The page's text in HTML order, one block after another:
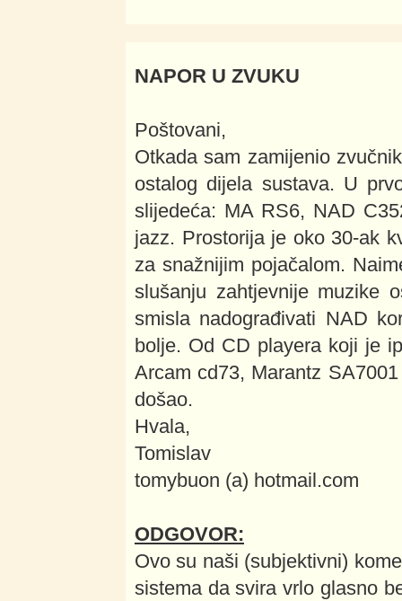
NAPOR U ZVUKU
Poštovani,
Otkada sam zamijenio
ostalog dijela sustava. U
slijedeća: MA RS6, NAD
jazz. Prostorija je oko 30-ak
za snažnijim pojačalom.
slušanju zahtjevnije muzike
smisla nadograđivati NAD
bolje. Od CD playera koji je
Arcam cd73, Marantz
došao.
Hvala,
Tomislav
tomybuon (a) hotmail.com
ODGOVOR:
Ovo su naši (subjektivni)
sistema da svira vrlo glasno